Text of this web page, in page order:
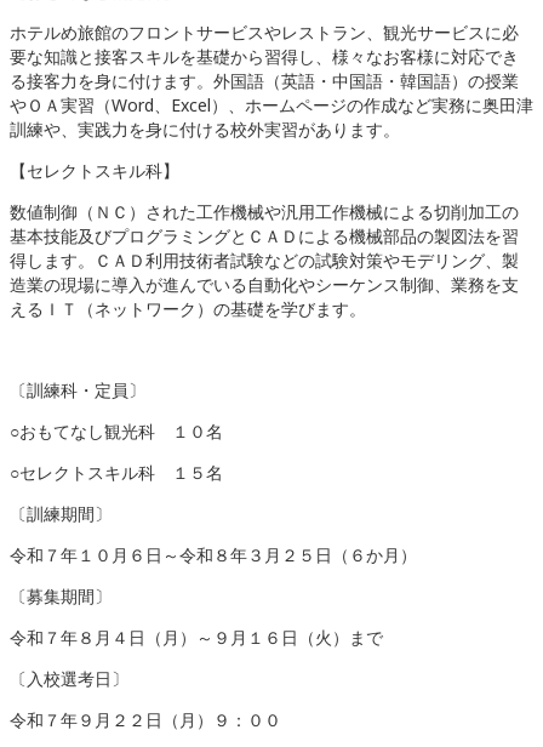
ホテルめ旅館のフロントサービスやレストラン、観光サービスに必
要な知識と接客スキルを基礎から習得し、様々なお客様に対応でき
る接客力を身に付けます。外国語（英語・中国語・韓国語）の授業
やＯＡ実習（Word、Excel）、ホームページの作成など実務に奥田津
訓練や、実践力を身に付ける校外実習があります。
【セレクトスキル科】
数値制御（ＮＣ）された工作機械や汎用工作機械による切削加工の
基本技能及びプログラミングとＣＡＤによる機械部品の製図法を習
得します。ＣＡＤ利用技術者試験などの試験対策やモデリング、製
造業の現場に導入が進んでいる自動化やシーケンス制御、業務を支
えるＩＴ（ネットワーク）の基礎を学びます。
〔訓練科・定員〕
○おもてなし観光科 １０名
○セレクトスキル科 １５名
〔訓練期間〕
令和７年１０月６日～令和８年３月２５日（６か月）
〔募集期間〕
令和７年８月４日（月）～９月１６日（火）まで
〔入校選考日〕
令和７年９月２２日（月）９：００